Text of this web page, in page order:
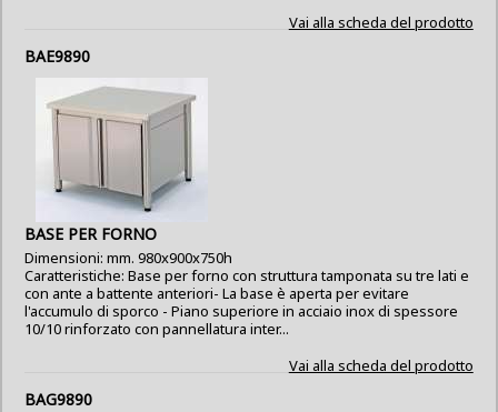
Vai alla scheda del prodotto
BAE9890
BASE PER FORNO
Dimensioni: mm. 980x900x750h
Caratteristiche: Base per forno con struttura tamponata su tre lati e
con ante a battente anteriori- La base è aperta per evitare
l'accumulo di sporco - Piano superiore in acciaio inox di spessore
10/10 rinforzato con pannellatura inter...
Vai alla scheda del prodotto
BAG9890